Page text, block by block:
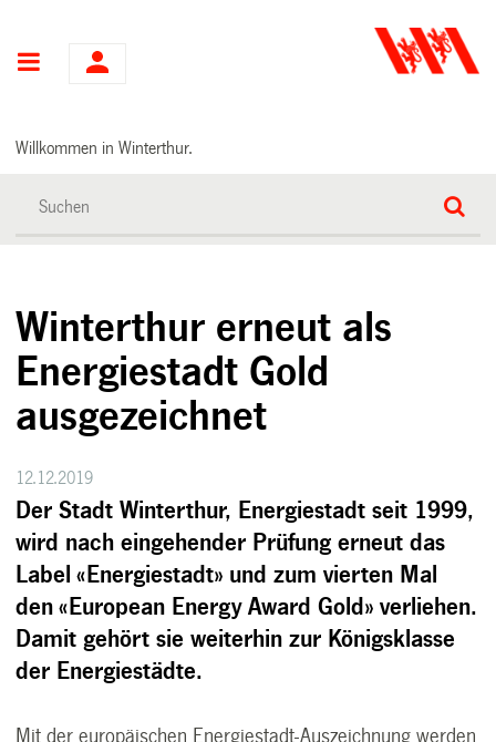
Hauptnavigation
Willkommen in Winterthur.
Winterthur erneut als
Energiestadt Gold
ausgezeichnet
12.12.2019
Der Stadt Winterthur, Energiestadt seit 1999,
wird nach eingehender Prüfung erneut das
Label «Energiestadt» und zum vierten Mal
den «European Energy Award Gold» verliehen.
Damit gehört sie weiterhin zur Königsklasse
der Energiestädte.
Mit der europäischen Energiestadt-Auszeichnung werden